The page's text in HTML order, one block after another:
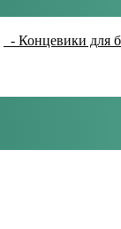
- Концевики для